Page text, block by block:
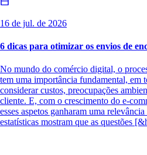
16 de jul. de 2026
6 dicas para otimizar os envios de
No mundo do comércio digital, o
tem uma importância fundamental, em
considerar custos, preocupações
cliente. E, com o crescimento do e-
esses aspetos ganharam uma
estatísticas mostram que as questões